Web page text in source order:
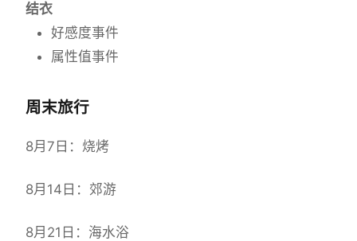
结衣
好感度事件
属性值事件
周末旅行
8月7日：烧烤
8月14日：郊游
8月21日：海水浴